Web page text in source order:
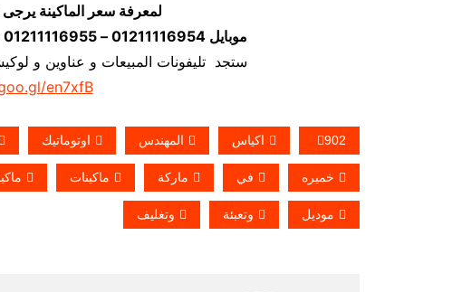
لمعرفة سعر الماكينة يرجى
موبايل 01211116954 – 01211116955 – 01211116956–01211116958
ستجد تليفونات المبيعات و عناوين و
en7xfB
902 اكياس المهندس اوتوماتيك
خميره في ماركة ماكينات
موديل وتعبئة وتغليف